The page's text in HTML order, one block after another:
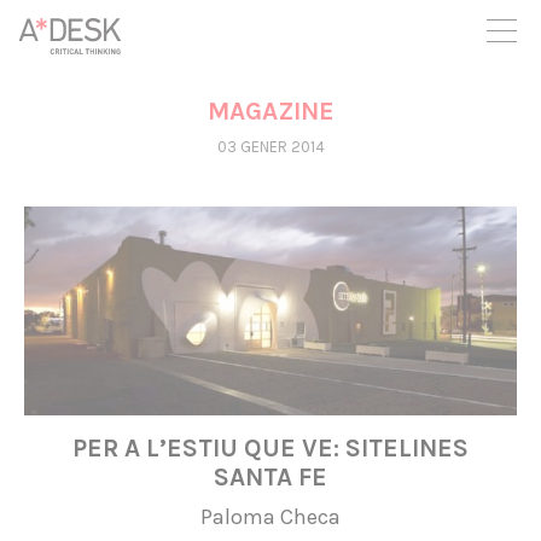
seguim necessitant-te per a poder seguir endavant. Ara pots
participar del projecte i recolzar-lo.
MAGAZINE
03 GENER 2014
PER A L’ESTIU QUE VE: SITELINES
SANTA FE
Paloma Checa